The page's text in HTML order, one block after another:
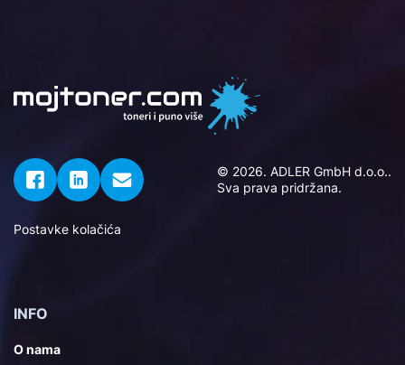
© 2026. ADLER GmbH d.o.o..
Sva prava pridržana.
Postavke kolačića
INFO
O nama